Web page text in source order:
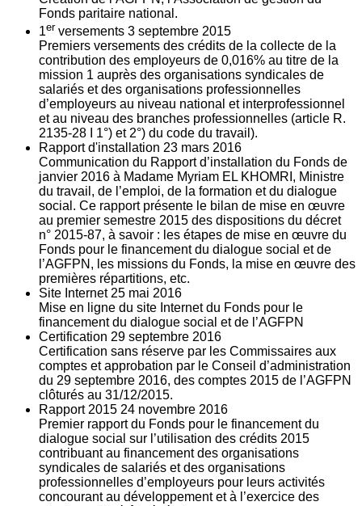
Fonds paritaire national.
1er versements 3 septembre 2015
Premiers versements des crédits de la collecte de la
contribution des employeurs de 0,016% au titre de la
mission 1 auprès des organisations syndicales de
salariés et des organisations professionnelles
d’employeurs au niveau national et interprofessionnel
et au niveau des branches professionnelles (article R.
2135‐28 I 1°) et 2°) du code du travail).
Rapport d'installation 23 mars 2016
Communication du Rapport d’installation du Fonds de
janvier 2016 à Madame Myriam EL KHOMRI, Ministre
du travail, de l’emploi, de la formation et du dialogue
social. Ce rapport présente le bilan de mise en œuvre
au premier semestre 2015 des dispositions du décret
n° 2015-87, à savoir : les étapes de mise en œuvre du
Fonds pour le financement du dialogue social et de
l’AGFPN, les missions du Fonds, la mise en œuvre des
premières répartitions, etc.
Site Internet 25 mai 2016
Mise en ligne du site Internet du Fonds pour le
financement du dialogue social et de l’AGFPN
Certification 29 septembre 2016
Certification sans réserve par les Commissaires aux
comptes et approbation par le Conseil d’administration
du 29 septembre 2016, des comptes 2015 de l’AGFPN
clôturés au 31/12/2015.
Rapport 2015 24 novembre 2016
Premier rapport du Fonds pour le financement du
dialogue social sur l’utilisation des crédits 2015
contribuant au financement des organisations
syndicales de salariés et des organisations
professionnelles d’employeurs pour leurs activités
concourant au développement et à l’exercice des